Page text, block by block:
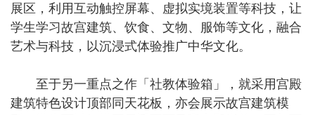
展区，利用互动触控屏幕、虚拟实境装置等科技，让
学生学习故宫建筑、饮食、文物、服饰等文化，融合
艺术与科技，以沉浸式体验推广中华文化。
至于另一重点之作「社教体验箱」，就采用宫殿
建筑特色设计顶部同天花板，亦会展示故宫建筑模